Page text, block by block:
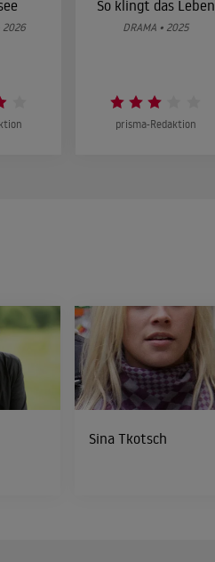
2026
So klingt das Leben
DRAMA • 2025
prisma-Redaktion
Sina Tkotsch